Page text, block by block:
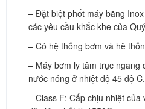
– Đặt biệt phốt máy bằng
các yêu cầu khắc khe của
– Có hệ thống bơm và hê
– Máy bơm ly tâm trục ngang
nước nóng ở nhiệt độ 45 độ C.
– Class F: Cấp chịu nhiệt của